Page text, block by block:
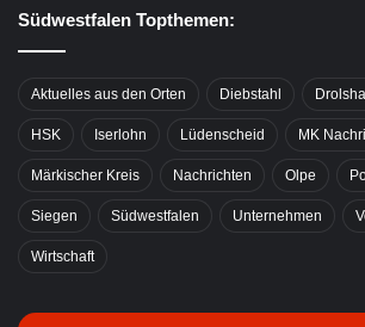
Südwestfalen Topthemen:
Aktuelles aus den Orten Diebstahl
HSK Iserlohn Lüdenscheid MK
Märkischer Kreis Nachrichten Olpe
Siegen Südwestfalen Unternehmen
Wirtschaft